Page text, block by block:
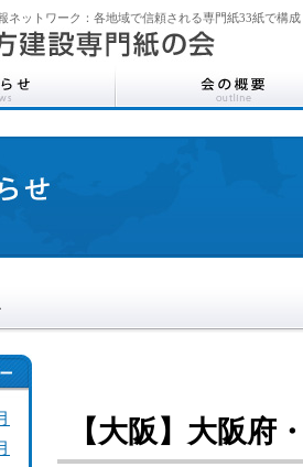
ネットワーク：各地域で信頼される専門紙33紙で構成
【大阪】大阪